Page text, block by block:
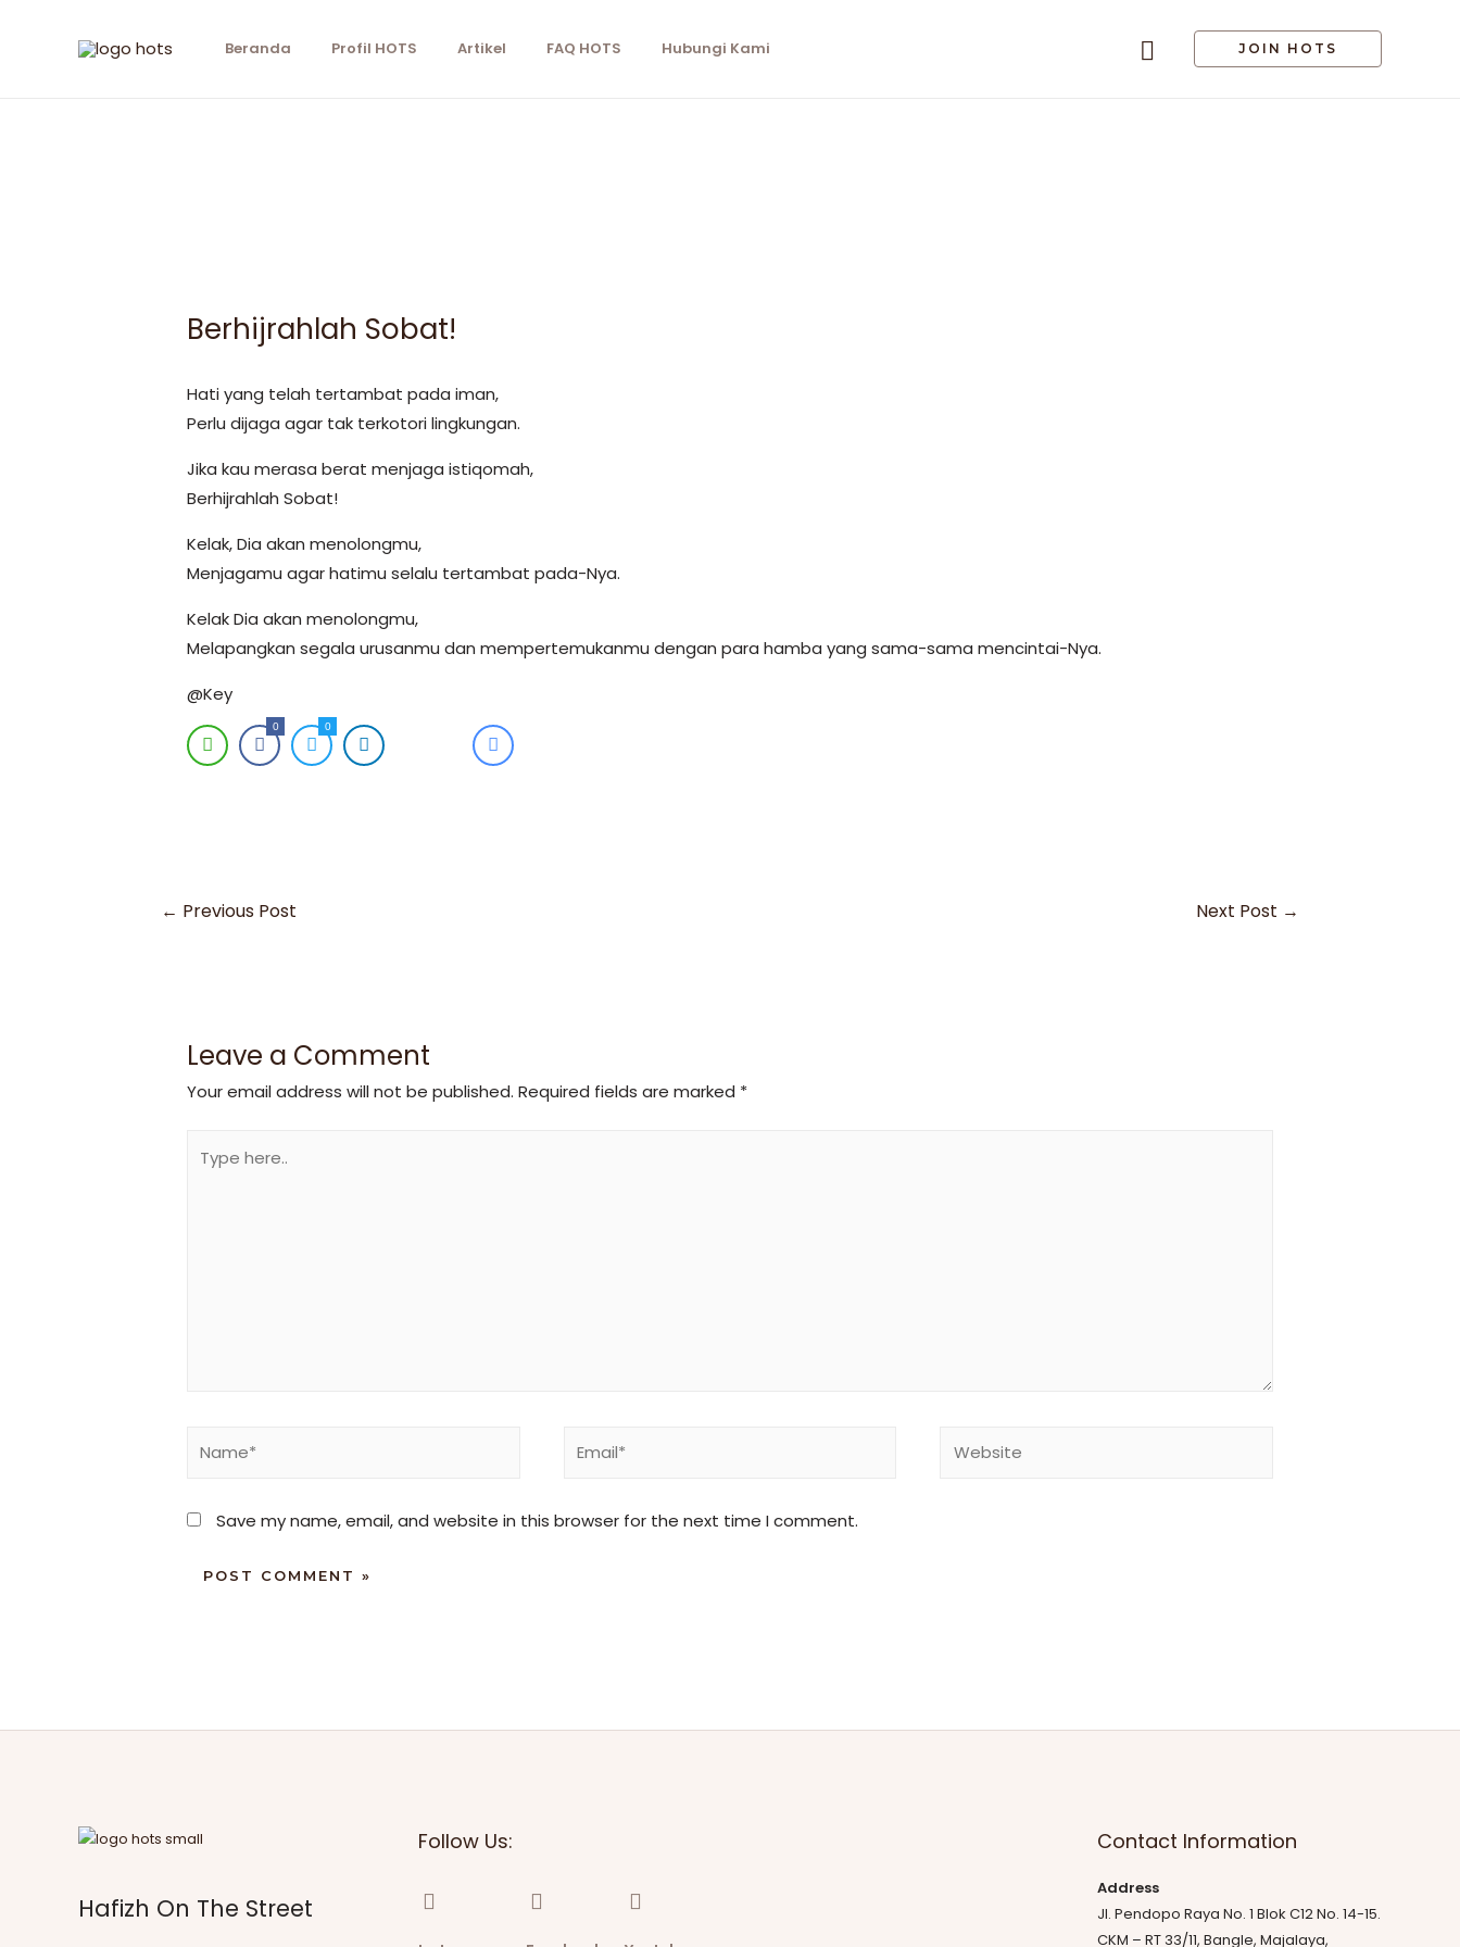
Beranda Profil HOTS Artikel FAQ HOTS Hubungi Kami JOIN HOTS
Berhijrahlah Sobat!
Hati yang telah tertambat pada iman,
Perlu dijaga agar tak terkotori lingkungan.
Jika kau merasa berat menjaga istiqomah,
Berhijrahlah Sobat!
Kelak, Dia akan menolongmu,
Menjagamu agar hatimu selalu tertambat pada-Nya.
Kelak Dia akan menolongmu,
Melapangkan segala urusanmu dan mempertemukanmu dengan para hamba yang sama-sama mencintai-Nya.
@Key
0 0
← Previous Post Next Post →
Leave a Comment
Your email address will not be published. Required fields are marked *
Save my name, email, and website in this browser for the next time I comment.
Hafizh On The Street
Follow Us: Contact Information
Address
Jl. Pendopo Raya No. 1 Blok C12 No. 14-15.
CKM – RT 33/11, Bangle, Majalaya,